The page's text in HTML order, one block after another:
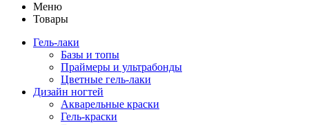
Меню
Товары
Гель-лаки
Базы и топы
Праймеры и ультрабонды
Цветные гель-лаки
Дизайн ногтей
Акварельные краски
Гель-краски